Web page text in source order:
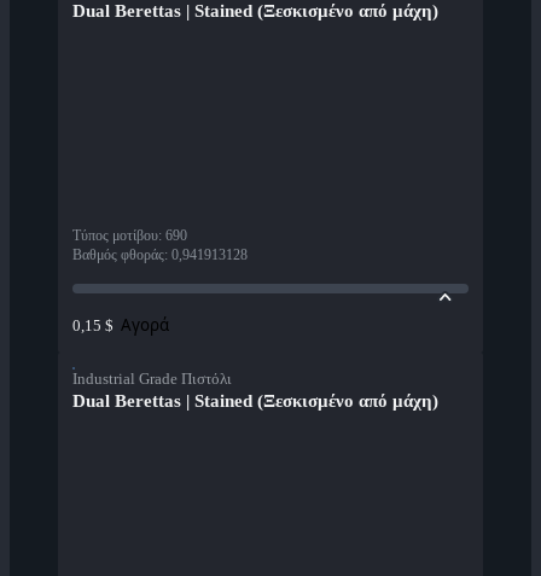
Dual Berettas | Stained (Ξεσκισμένο από μάχη)
Τύπος μοτίβου: 690
Βαθμός φθοράς: 0,941913128
0,15 $ Αγορά
Industrial Grade Πιστόλι
Dual Berettas | Stained (Ξεσκισμένο από μάχη)